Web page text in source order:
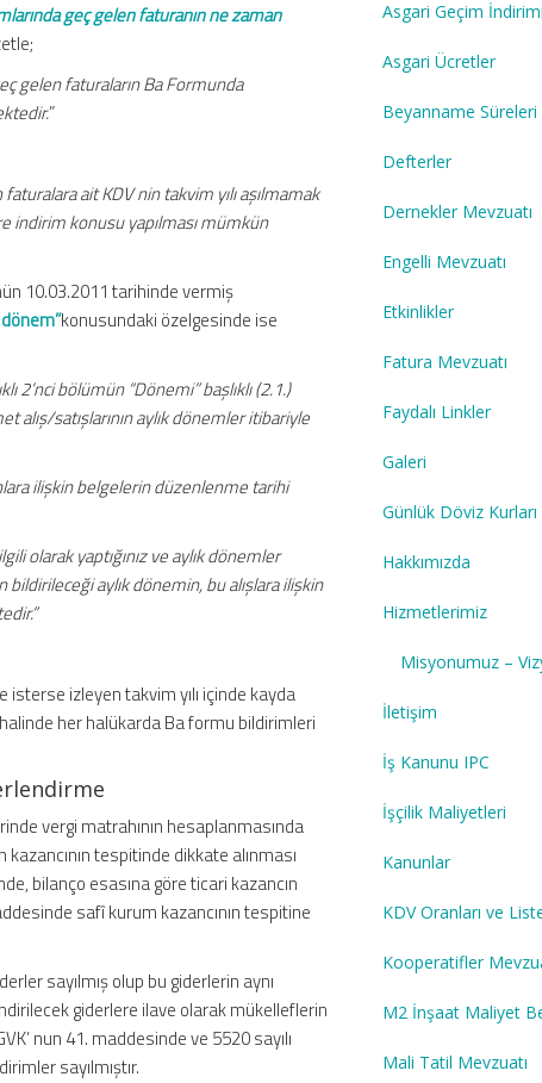
geç gelen faturanın ne zaman
gelen faturaların Ba Formunda
”
ait KDV nin takvim yılı aşılmamak
konusu yapılması mümkün
10.03.2011 tarihinde vermiş
konusundaki özelgesinde ise
2’nci bölümün “Dönemi” başlıklı (2.1.)
satışlarının aylık dönemler itibariyle
ilişkin belgelerin düzenlenme tarihi
olarak yaptığınız ve aylık dönemler
aylık dönemin, bu alışlara ilişkin
isterse izleyen takvim yılı içinde kayda
her halükarda Ba formu bildirimleri
vergi matrahının hesaplanmasında
tespitinde dikkate alınması
bilanço esasına göre ticari kazancın
safî kurum kazancının tespitine
sayılmış olup bu giderlerin aynı
giderlere ilave olarak mükelleflerin
nun 41. maddesinde ve 5520 sayılı
sayılmıştır.
Asgari Geçim İndirimi
Asgari Ücretler
Beyanname Süreleri
Defterler
Dernekler Mevzuatı
Engelli Mevzuatı
Etkinlikler
Fatura Mevzuatı
Faydalı Linkler
Galeri
Günlük Döviz Kurları
Hakkımızda
Hizmetlerimiz
Misyonumuz –
İletişim
İş Kanunu IPC
İşçilik Maliyetleri
Kanunlar
KDV Oranları ve
Kooperatifler
M2 İnşaat Maliyet
Mali Tatil Mevzuatı